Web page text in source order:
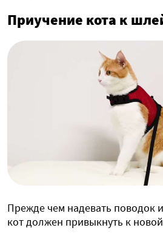
Приучение кота к
Прежде чем надевать поводок
кот должен привыкнуть к